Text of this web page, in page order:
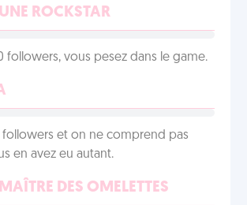
ROCKSTAR
followers, vous pesez dans le game.
followers et on ne comprend pas
en avez eu autant.
DES OMELETTES